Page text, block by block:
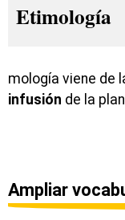
Etimología
mología viene de
infusión de la
Ampliar